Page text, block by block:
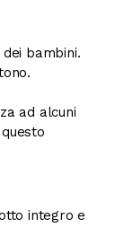
bambini.
ad alcuni
integro e